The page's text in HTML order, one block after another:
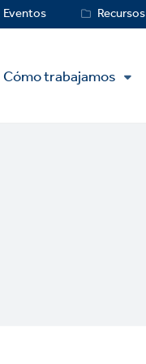
Eventos Recursos
Cómo trabajamos